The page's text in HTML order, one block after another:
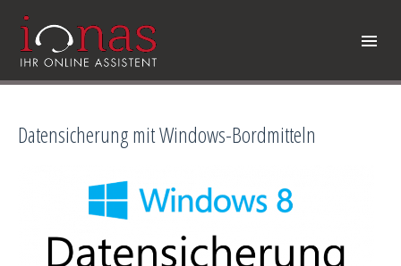
Datensicherung mit Windows-Bordmitteln